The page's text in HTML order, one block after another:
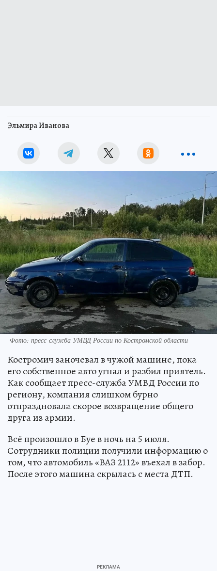
Эльмира Иванова
Фото: пресс-служба УМВД России по Костромской области
Костромич заночевал в чужой машине, пока
его собственное авто угнал и разбил приятель.
Как сообщает пресс-служба УМВД России по
региону, компания слишком бурно
отпраздновала скорое возвращение общего
друга из армии.
Всё произошло в Буе в ночь на 5 июля.
Сотрудники полиции получили информацию о
том, что автомобиль «ВАЗ 2112» въехал в забор.
После этого машина скрылась с места ДТП.